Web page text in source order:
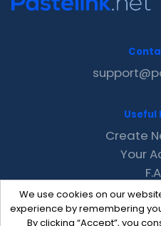
We use cookies on our
experience by remembering
By clicking “Accept”, you
Useful
Create
Your